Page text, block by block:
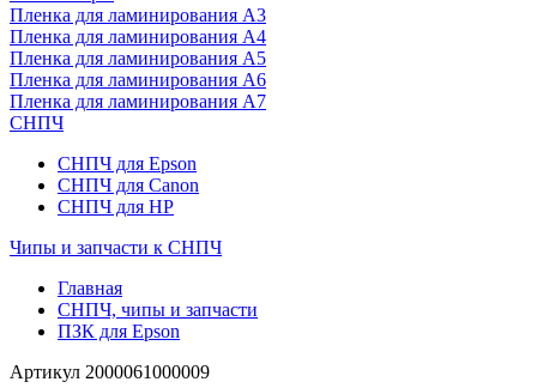
Пленка для ламинирования А3
Пленка для ламинирования А4
Пленка для ламинирования А5
Пленка для ламинирования А6
Пленка для ламинирования А7
СНПЧ
СНПЧ для Epson
СНПЧ для Canon
СНПЧ для HP
Чипы и запчасти к СНПЧ
Главная
СНПЧ, чипы и запчасти
ПЗК для Epson
Артикул 2000061000009